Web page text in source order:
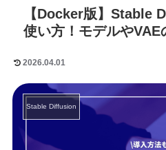
【Docker版】Stable
使い方！モデルやVAE
2026.04.01
Stable Diffusion